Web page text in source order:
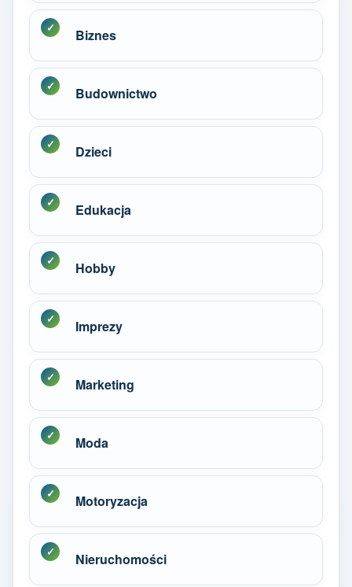
Biznes
Budownictwo
Dzieci
Edukacja
Hobby
Imprezy
Marketing
Moda
Motoryzacja
Nieruchomości